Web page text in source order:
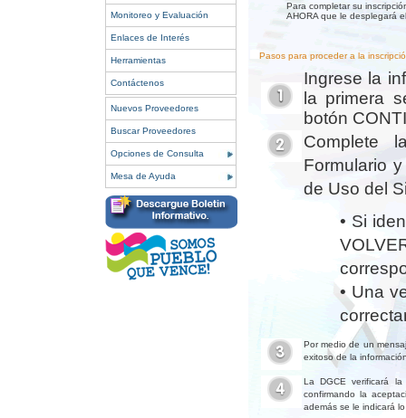
Monitoreo y Evaluación
Enlaces de Interés
Herramientas
Contáctenos
Nuevos Proveedores
Buscar Proveedores
Opciones de Consulta
Mesa de Ayuda
Para completar su
AHORA que le desplegará
Pasos para proceder a la
Ingrese la
la primera
botón
Complete
Formulario
de Uso del
• Si
• Una
Por medio de un
exitoso de la
La DGCE verificará
confirmando la
además se le indicará